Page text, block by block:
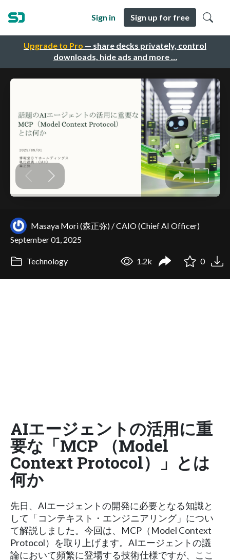
Upgrade to Pro — share decks privately, control
downloads, hide ads and more …
Sign in Sign up for free
Masaya Mori (森正弥) / CAIO (Chief AI Officer)
September 01, 2025
Technology 1.2k 0
AIエージェントの活用に重
要な「MCP （Model
Context Protocol）」とは
何か
先日、AIエージェントの開発に必要となる知識と
して「コンテキスト・エンジニアリング」につい
て解説しました。今回は、MCP（Model Context
Protocol）を取り上げます。AIエージェントの議
論において頻繁に登場する技術仕様ですが、ここ